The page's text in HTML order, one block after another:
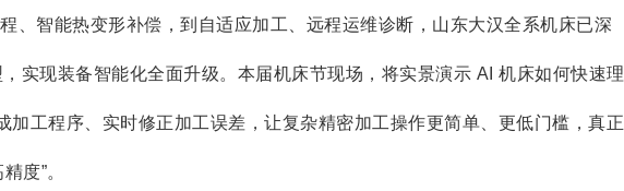
、智能热变形补偿，到自适应加工、远程运维诊断，山东大汉全系机床已深
实现装备智能化全面升级。本届机床节现场，将实景演示 AI 机床如何快速理
加工程序、实时修正加工误差，让复杂精密加工操作更简单、更低门槛，真正
度”。